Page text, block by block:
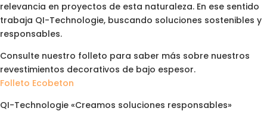
relevancia en proyectos de esta naturaleza. En ese sentido
trabaja QI-Technologie, buscando soluciones sostenibles y
responsables.
Consulte nuestro folleto para saber más sobre nuestros
revestimientos decorativos de bajo espesor.
Folleto Ecobeton
QI-Technologie «Creamos soluciones responsables»